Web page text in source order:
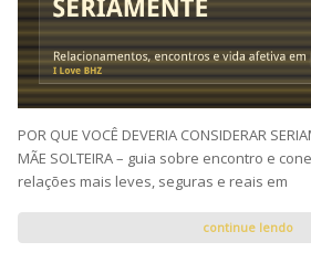
POR QUE VOCÊ DEVERIA CONSIDERAR
MÃE SOLTEIRA – guia sobre encontro e
relações mais leves, seguras e reais em
continue lendo